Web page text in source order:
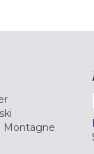
Montagne